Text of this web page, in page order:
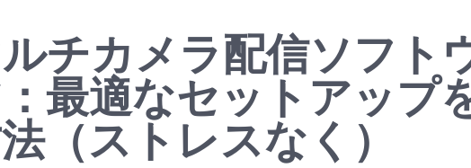
チカメラ配信ソフト
最適なセットアップ
（ストレスなく）